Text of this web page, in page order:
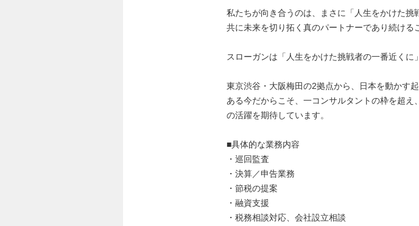
私たちが向き合うのは、まさに「人生をかけた挑
共に未来を切り拓く真のパートナーであり続ける
スローガンは「人生をかけた挑戦者の一番近くに
東京渋谷・大阪梅田の2拠点から、日本を動かす
ある今だからこそ、一コンサルタントの枠を超
の活躍を期待しています。
■具体的な業務内容
・巡回監査
・決算／申告業務
・節税の提案
・融資支援
・税務相談対応、会社設立相談